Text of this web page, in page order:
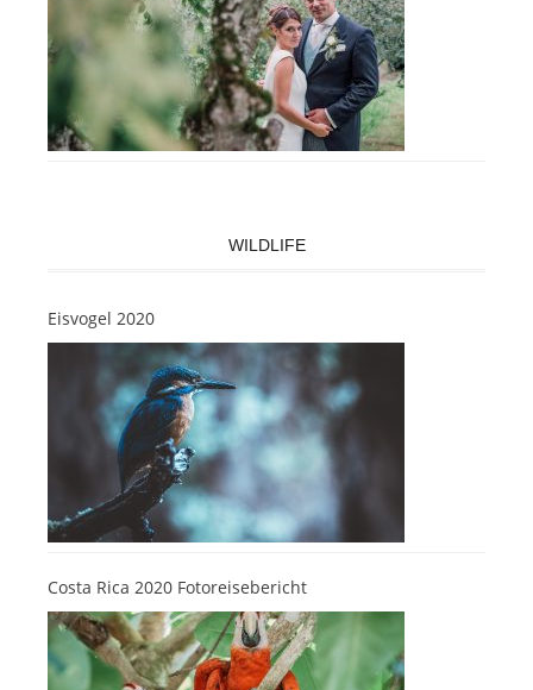
WILDLIFE
Eisvogel 2020
Costa Rica 2020 Fotoreisebericht